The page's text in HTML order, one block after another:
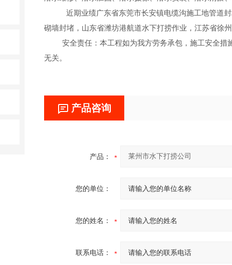
近期业绩广东省东莞市长安镇电缆沟施工地管道封
砌墙封堵，山东省潍坊港航道水下打捞作业，江苏省徐
安全责任：本工程如为我方劳务承包，施工安全措
无关。
产品咨询
产品：
您的单位：
您的姓名：
联系电话：